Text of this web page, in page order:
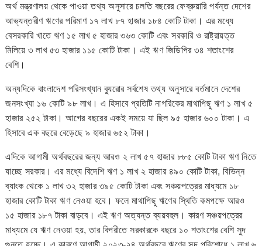
অর্থ মন্ত্রণালয় থেকে পাওয়া তথ্য অনুসারে চলতি বছরের ফেব্রুয়ারি পর্যন্ত দেশের
আভ্যন্তরীণ ঋণের পরিমাণ ১৭ লাখ ৮৭ হাজার ১৮৪ কোটি টাকা। এর মধ্যে
বেসরকারি খাতে ঋণ ১৫ লাখ ৫ হাজার ৩৬৩ কোটি এবং সরকারি ও রাষ্ট্রায়ত্ত
মিলিয়ে ৩ লাখ ৫৩ হাজার ১১৫ কোটি টাকা। এই ঋণ জিডিপির ৩৪ শতাংশের
বেশি।
অন্যদিকে বাংলাদেশ পরিসংখ্যান ব্যুরোর সর্বশেষ তথ্য অনুসারে বর্তমানে দেশের
জনসংখ্যা ১৬ কোটি ৯৮ লাখ। এ হিসাবে প্রতিটি নাগরিকের মাথাপিছু ঋণ ১ লাখ ৫
হাজার ২৫২ টাকা। আগের বছরের একই সময়ে যা ছিল ৯৫ হাজার ৬০০ টাকা। এ
হিসাবে এক বছরে বেড়েছে ৯ হাজার ৬৫২ টাকা।
এদিকে আগামী অর্থবছরের জন্য আরও ২ লাখ ৫৭ হাজার ৮৮৫ কোটি টাকা ঋণ নিতে
যাচ্ছে সরকার। এর মধ্যে বিদেশি ঋণ ১ লাখ ২ হাজার ৪৯০ কোটি টাকা, বিভিন্ন
ব্যাংক থেকে ১ লাখ ৩২ হাজার ৩৯৫ কোটি টাকা এবং সঞ্চয়পত্রের মাধ্যমে ১৮
হাজার কোটি টাকা ঋণ নেওয়া হবে। ফলে মাথাপিছু ঋণের স্থিতি কমপক্ষে আরও
১৫ হাজার ১৮৭ টাকা বাড়বে। এই ঋণ অত্যন্ত ব্যয়বহুল। কারণ সঞ্চয়পত্রের
মাধ্যমে যে ঋণ নেওয়া হয়, তার বিপরীতে সরকারকে বছরে ১০ শতাংশের বেশি সুদ